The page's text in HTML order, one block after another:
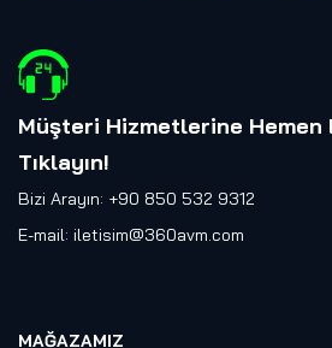
Müşteri Hizmetlerine Hemen
Tıklayın!
Bizi Arayın: +90 850 532 9312
E-mail: iletisim@360avm.com
MAĞAZAMIZ